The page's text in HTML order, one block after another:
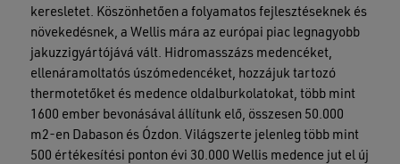
keresletet. Köszönhetően a folyamatos fejlesztéseknek és
növekedésnek, a Wellis mára az európai piac legnagyobb
jakuzzigyártójává vált. Hidromasszázs medencéket,
ellenáramoltatós úszómedencéket, hozzájuk tartozó
thermotetőket és medence oldalburkolatokat, több mint
1600 ember bevonásával állítunk elő, összesen 50.000
m2-en Dabason és Ózdon. Világszerte jelenleg több mint
500 értékesítési ponton évi 30.000 Wellis medence jut el új